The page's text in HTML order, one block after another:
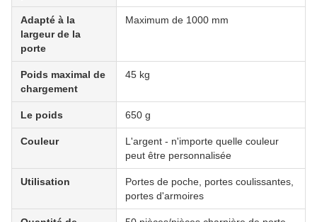
Adapté à la
largeur de la
porte
Maximum de 1000 mm
Poids maximal de
chargement
45 kg
Le poids 650 g
Couleur
L'argent - n'importe quelle couleur
peut être personnalisée
Utilisation
Portes de poche, portes coulissantes,
portes d'armoires